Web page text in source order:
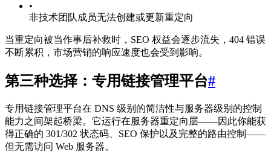
•
非技术团队成员无法创建或更新重定向
当重定向被当作事后补救时，SEO 权益会逐步流失，404 错误
不断累积，市场营销的响应速度也会受到影响。
第三种选择：专用链接管理平台#
专用链接管理平台在 DNS 级别的简洁性与服务器级别的控制
能力之间架起桥梁。它运行在服务器重定向层——因此你能获
得正确的 301/302 状态码、SEO 保护以及完整的路由控制——
但无需访问 Web 服务器。